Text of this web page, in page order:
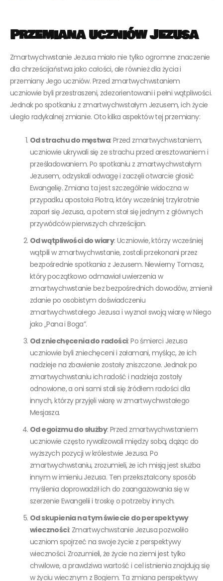
Przemiana uczniów Jezusa
Zmartwychwstanie Jezusa miało nie tylko ogromne znaczenie
dla chrześcijaństwa jako całości, ale również dla życia i
przemiany Jego uczniów. Przed zmartwychwstaniem
uczniowie byli przestraszeni, zdezorientowani i pełni wątpliwości.
Jednak po spotkaniu z zmartwychwstałym Jezusem, ich życie
uległo radykalnej zmianie. Oto kilka aspektów tej przemiany:
Od strachu do męstwa: Przed zmartwychwstaniem,
uczniowie ukrywali się ze strachu przed aresztowaniem i
prześladowaniem. Po spotkaniu z zmartwychwstałym
Jezusem, odzyskali odwagę i zaczęli otwarcie głosić
Ewangelię. Zmiana ta jest szczególnie widoczna w
przypadku apostoła Piotra, który wcześniej trzykrotnie
zaparł się Jezusa, a potem stał się jednym z głównych
przywódców pierwszych chrześcijan.
Od wątpliwości do wiary: Uczniowie, którzy wcześniej
wątpili w zmartwychwstanie, zostali przekonani przez
bezpośrednie spotkania z Jezusem. Niewierny Tomasz,
który początkowo odmawiał uwierzenia w
zmartwychwstanie bez bezpośrednich dowodów, zmienił
zdanie po osobistym doświadczeniu
zmartwychwstałego Jezusa i wyznał swoją wiarę w Niego
jako „Pana i Boga”.
Od zniechęcenia do radości: Po śmierci Jezusa
uczniowie byli zniechęceni i załamani, myśląc, że ich
nadzieje na zbawienie zostały zniszczone. Jednak po
zmartwychwstaniu ich radość i nadzieja zostały
odnowione, a oni sami stali się źródłem radości dla
innych, którzy przyjęli wiarę w zmartwychwstałego
Mesjasza.
Od egoizmu do służby: Przed zmartwychwstaniem
uczniowie często rywalizowali między sobą, dążąc do
wyższych pozycji w królestwie Jezusa. Po
zmartwychwstaniu, zrozumieli, że ich misją jest służba
innym w imieniu Jezusa. Ten przekształcony sposób
myślenia doprowadził ich do zaangażowania się w
szerzenie Ewangelii i troskę o potrzeby innych.
Od skupienia na tym świecie do perspektywy
wieczności: Zmartwychwstanie Jezusa pozwoliło
uczniom spojrzeć na swoje życie z perspektywy
wieczności. Zrozumieli, że życie na ziemi jest tylko
chwilowe, a prawdziwa wartość i cel istnienia znajdują się
w życiu wiecznym z Bogiem. Ta zmiana perspektywy